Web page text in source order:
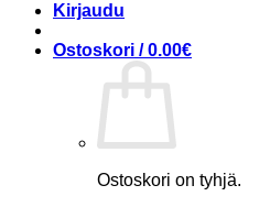
Kirjaudu
Ostoskori /0.00€
Ostoskori on tyhjä.